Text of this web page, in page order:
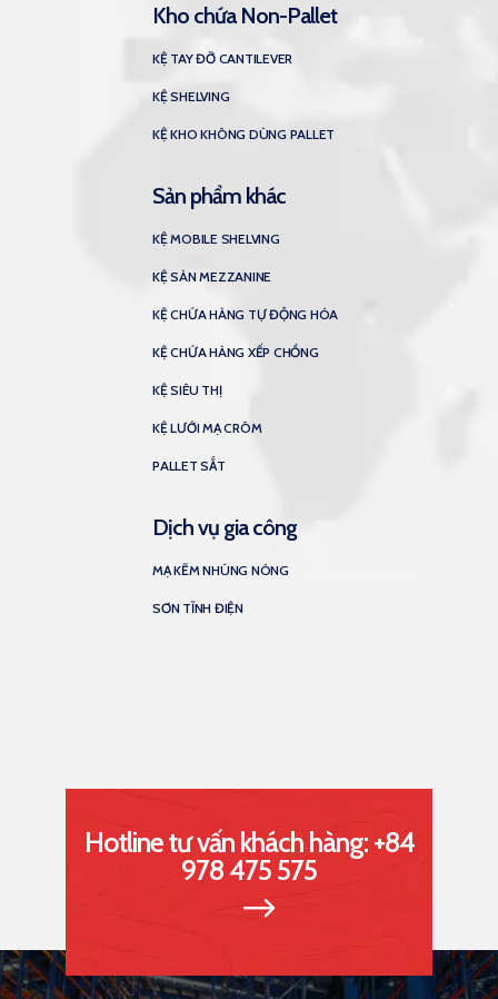
Kho chứa Non-Pallet
KỆ TAY ĐỠ CANTILEVER
KỆ SHELVING
KỆ KHO KHÔNG DÙNG PALLET
Sản phẩm khác
KỆ MOBILE SHELVING
KỆ SÀN MEZZANINE
KỆ CHỨA HÀNG TỰ ĐỘNG HÓA
KỆ CHỨA HÀNG XẾP CHỒNG
KỆ SIÊU THỊ
KỆ LƯỚI MẠ CRÔM
PALLET SẮT
Dịch vụ gia công
MẠ KẼM NHÚNG NÓNG
SƠN TĨNH ĐIỆN
Hotline tư vấn khách hàng: +84
978 475 575